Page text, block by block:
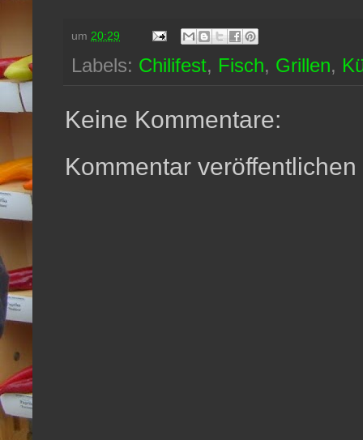
um 20:29
Labels: Chilifest, Fisch, Grillen,
Keine Kommentare:
Kommentar veröffentlichen